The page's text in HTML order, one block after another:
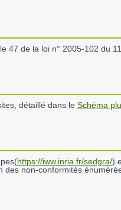
47 de la loi n° 2005-102 du
détaillé dans le Schéma
https://iww.inria.fr/sedgra/)
des non-conformités